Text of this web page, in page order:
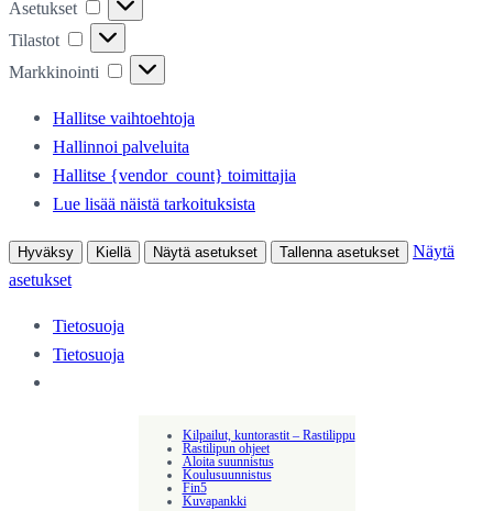
Asetukset
Tilastot
Tilastot
Markkinointi
Markkinointi
Hallitse vaihtoehtoja
Hallinnoi palveluita
Hallitse {vendor_count} toimittajia
Lue lisää näistä tarkoituksista
Hyväksy Kiellä Näytä asetukset Tallenna asetukset
Näytä
asetukset
Tietosuoja
Tietosuoja
Kilpailut, kuntorastit – Rastilippu
Rastilipun ohjeet
Aloita suunnistus
Koulusuunnistus
Fin5
Kuvapankki